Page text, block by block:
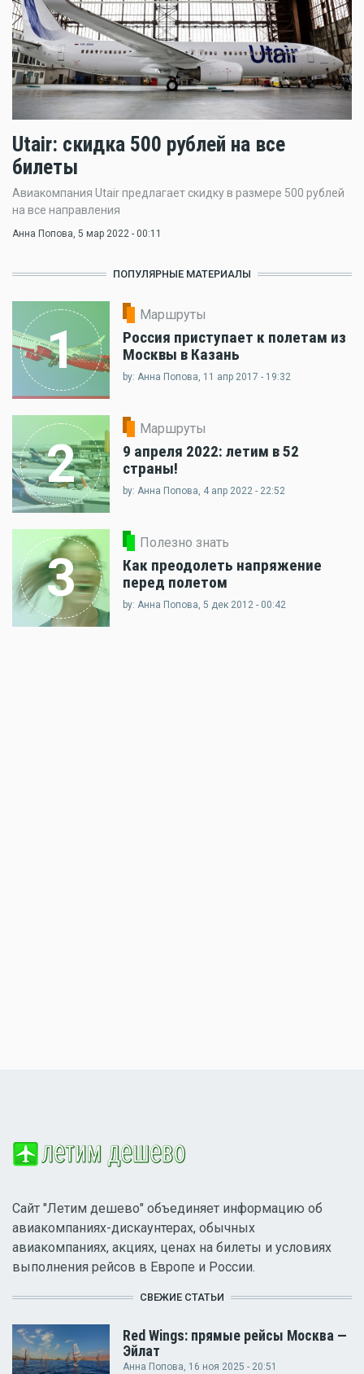
Utair: скидка 500 рублей на все
билеты
Авиакомпания Utair предлагает скидку в размере 500 рублей
на все направления
Анна Попова, 5 мар 2022 - 00:11
ПОПУЛЯРНЫЕ МАТЕРИАЛЫ
1
Маршруты
Россия приступает к полетам из
Москвы в Казань
by: Анна Попова, 11 апр 2017 - 19:32
2
Маршруты
9 апреля 2022: летим в 52
страны!
by: Анна Попова, 4 апр 2022 - 22:52
3
Полезно знать
Как преодолеть напряжение
перед полетом
by: Анна Попова, 5 дек 2012 - 00:42
Сайт "Летим дешево" объединяет информацию об
авиакомпаниях-дискаунтерах, обычных
авиакомпаниях, акциях, ценах на билеты и условиях
выполнения рейсов в Европе и России.
СВЕЖИЕ СТАТЬИ
Red Wings: прямые рейсы Москва —
Эйлат
Анна Попова, 16 ноя 2025 - 20:51